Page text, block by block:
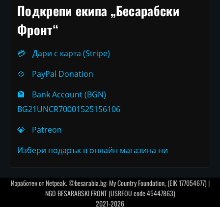
Подкрепи екипа „Бесарабски
Фронт“
💳
Дари с карта (Stripe)
💠
PayPal Donation
🏦
Bank Account (BGN)
BG21UNCR70001525156106
💎
Patreon
Избери подарък в онлайн магазина ни
Изработен отNetpeak. ©besarabia.bg: My Country Foundation, (EIK 177054677) |
NGO BESARABSKI FRONT (USREOU code 45447863)
2021-2026